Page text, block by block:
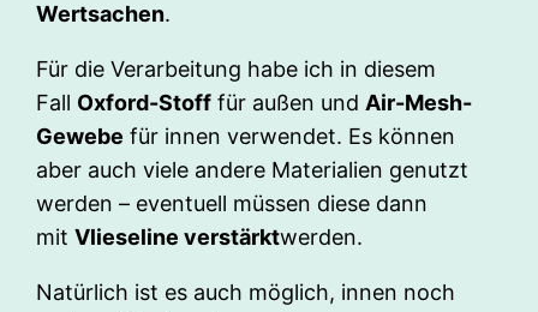
Wertsachen.
Für die Verarbeitung habe ich in diesem
Fall Oxford-Stoff für außen undAir-Mesh-
Gewebe für innen verwendet. Es können
aber auch viele andere Materialien genutzt
werden – eventuell müssen diese dann
mitVlieseline verstärktwerden.
Natürlich ist es auch möglich, innen noch